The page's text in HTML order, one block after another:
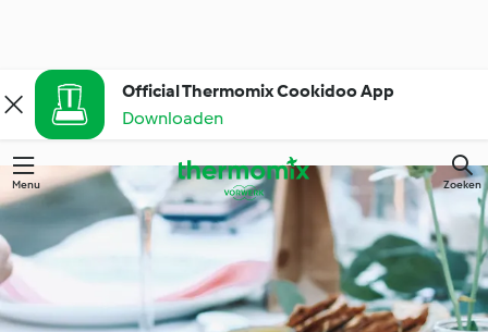
Official Thermomix Cookidoo App
Downloaden
Menu Zoeken